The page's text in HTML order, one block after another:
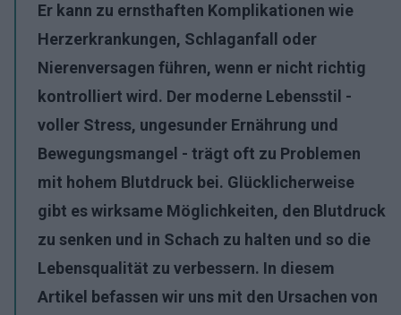
Er kann zu ernsthaften Komplikationen wie
Herzerkrankungen, Schlaganfall oder
Nierenversagen führen, wenn er nicht richtig
kontrolliert wird. Der moderne Lebensstil -
voller Stress, ungesunder Ernährung und
Bewegungsmangel - trägt oft zu Problemen
mit hohem Blutdruck bei. Glücklicherweise
gibt es wirksame Möglichkeiten, den Blutdruck
zu senken und in Schach zu halten und so die
Lebensqualität zu verbessern. In diesem
Artikel befassen wir uns mit den Ursachen von